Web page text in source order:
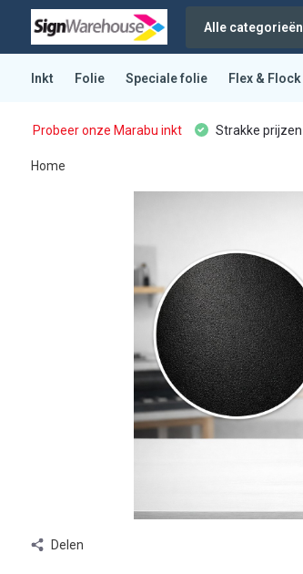
Alle categorieën
Inkt Folie Speciale folie Flex & Flock
Probeer onze Marabu inkt Strakke prijzen
Home
Delen